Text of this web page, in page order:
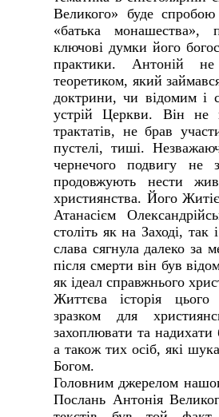
Великого» буде
«батька монашества»,
ключові думки його
практики. Антоній
теоретиком, який
доктрини, чи відомим і
устрій Церкви. Він не
трактатів, не брав
пустелі, тиші.
чернечого подвигу не
продовжують нести
християнства. Його
Атанасієм
століть як на Заході,
слава сягнула далеко за
після смерти він був
як ідеал справжнього
Життєва історія
зразком для
захоплювати та надихати
а також тих осіб, які
Богом.
Головним джерелом
Послань Антонія